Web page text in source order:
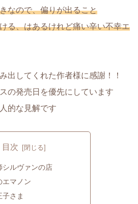
なので、偏りが出ること
る、はあるけれど痛い辛い不幸エ
出してくれた作者様に感謝！！
の発売日を優先にしています
的な見解です
目次
シルヴァンの店
エマノン
子さま